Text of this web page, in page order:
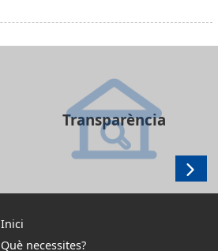
Transparència
Inici
Què necessites?